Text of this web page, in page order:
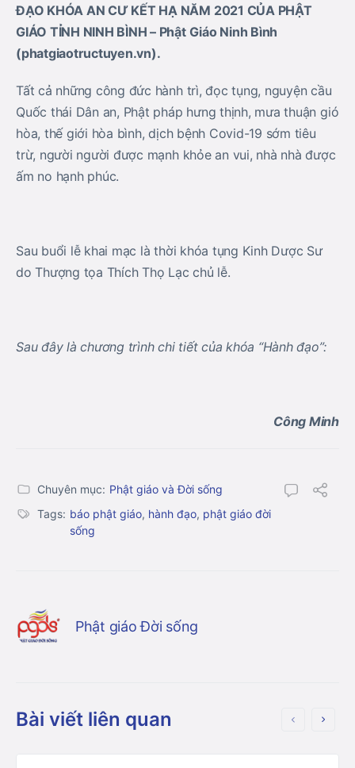
ĐẠO KHÓA AN CƯ KẾT HẠ NĂM 2021 CỦA PHẬT
GIÁO TỈNH NINH BÌNH – Phật Giáo Ninh Bình
(phatgiaotructuyen.vn).
Tất cả những công đức hành trì, đọc tụng, nguyện cầu
Quốc thái Dân an, Phật pháp hưng thịnh, mưa thuận gió
hòa, thế giới hòa bình, dịch bệnh Covid-19 sớm tiêu
trừ, người người được mạnh khỏe an vui, nhà nhà được
ấm no hạnh phúc.
Sau buổi lễ khai mạc là thời khóa tụng Kinh Dược Sư
do Thượng tọa Thích Thọ Lạc chủ lễ.
Sau đây là chương trình chi tiết của khóa “Hành đạo”:
Công Minh
Chuyên mục: Phật giáo và Đời sống
Tags: báo phật giáo, hành đạo, phật giáo đời
sống
Phật giáo Đời sống
Bài viết liên quan